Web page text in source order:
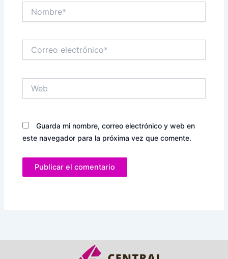
electrónico*
Guarda mi nombre, correo electrónico y web en
este navegador para la próxima vez que comente.